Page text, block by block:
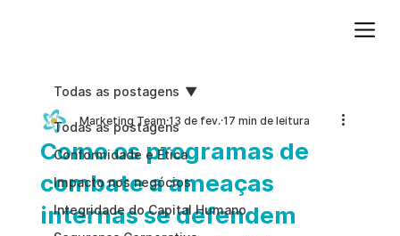
Todas as postagens
Conformidade e Ética
Impacto nos negócios
Integridade do Capital Humano
Todas as postagens
Como os programas de
combate a ameaças
internas se defendem
Marketing Team 13 de fev. 17 min de leitura